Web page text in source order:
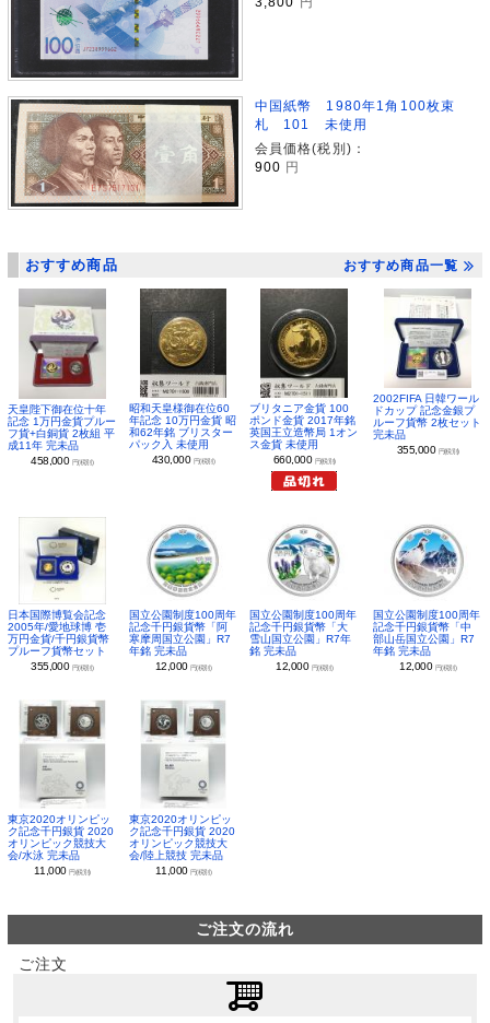
中国紙幣 1980年1角100枚束
札 101 未使用
会員価格(税別)：
900 円
おすすめ商品 おすすめ商品一覧
天皇陛下御在位十年
記念 1万円金貨プルー
フ貨+白銅貨 2枚組 平
成11年 完未品
458,000 円(税別)
昭和天皇様御在位60
年記念 10万円金貨 昭
和62年銘 ブリスター
パック入 未使用
430,000 円(税別)
ブリタニア金貨 100
ポンド金貨 2017年銘
英国王立造幣局 1オン
ス金貨 未使用
660,000 円(税別)
2002FIFA 日韓ワール
ドカップ 記念金銀プ
ルーフ貨幣 2枚セット
完未品
355,000 円(税別)
日本国際博覧会記念
2005年/愛地球博 壱
万円金貨/千円銀貨幣
プルーフ貨幣セット
355,000 円(税別)
国立公園制度100周年
記念千円銀貨幣「阿
寒摩周国立公園」R7
年銘 完未品
12,000 円(税別)
国立公園制度100周年
記念千円銀貨幣「大
雪山国立公園」R7年
銘 完未品
12,000 円(税別)
国立公園制度100周年
記念千円銀貨幣「中
部山岳国立公園」R7
年銘 完未品
12,000 円(税別)
東京2020オリンピッ
ク記念千円銀貨 2020
オリンピック競技大
会/水泳 完未品
11,000円(税別)
東京2020オリンピッ
ク記念千円銀貨 2020
オリンピック競技大
会/陸上競技 完未品
11,000 円(税別)
ご注文の流れ
ご注文